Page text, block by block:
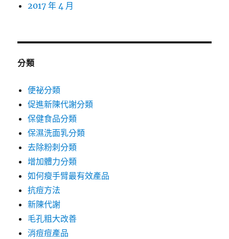
2017 年 4 月
分類
便祕分類
促進新陳代謝分類
保健食品分類
保濕洗面乳分類
去除粉刺分類
增加體力分類
如何瘦手臂最有效產品
抗痘方法
新陳代謝
毛孔粗大改善
消痘痘產品